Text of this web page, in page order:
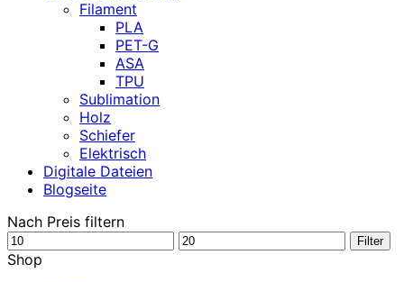
Filament
PLA
PET-G
ASA
TPU
Sublimation
Holz
Schiefer
Elektrisch
Digitale Dateien
Blogseite
Nach Preis filtern
Min.
Preis
Max.
Filter
Shop